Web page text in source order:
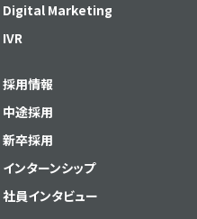
Digital Marketing
IVR
採用情報
中途採用
新卒採用
インターンシップ
社員インタビュー